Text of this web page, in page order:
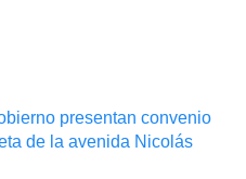
presentan convenio
de la avenida Nicolás